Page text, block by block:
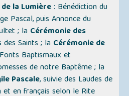
la Lumière: Bénédiction du
Pascal, puis Annonce du
; la Cérémonie des
Saints ; la Cérémonie de
Baptismaux et
de notre Baptême ; la
Pascale, suivie des Laudes de
et en français selon le Rite